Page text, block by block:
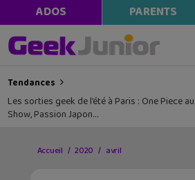
ADOS PARENTS
Tendances
Les sorties geek de l’été à Paris : One Piece
Show, Passion Japon…
Accueil 2020 avril